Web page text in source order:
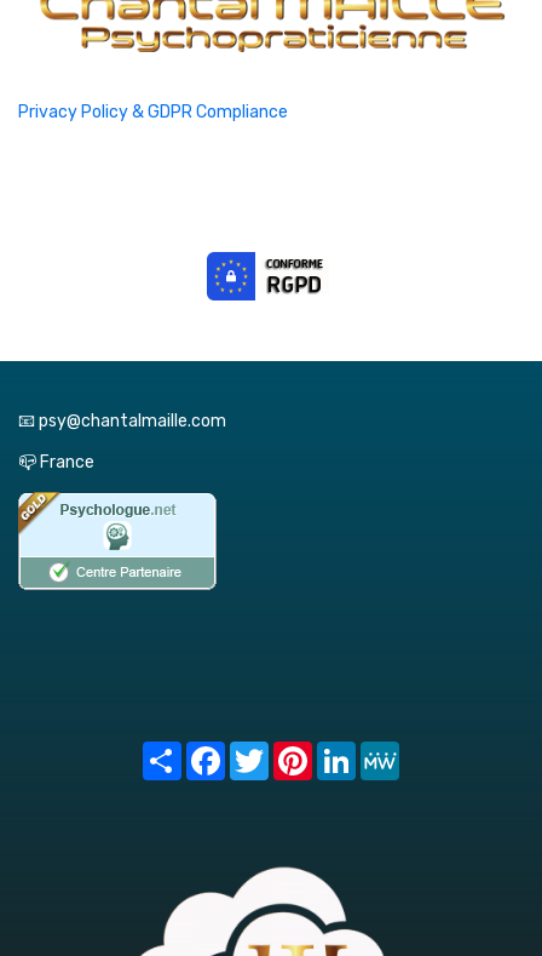
Privacy Policy & GDPR Compliance
📧 psy@chantalmaille.com
📪 France
Share FacebookTwitterPinterest
LinkedIn